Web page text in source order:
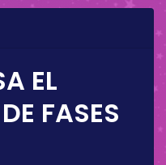
EL
FASES